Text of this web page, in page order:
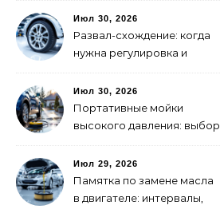
Июл 30, 2026
Развал-схождение: когда
нужна регулировка и
Июл 30, 2026
Портативные мойки
высокого давления: выбор
мойки авто
Июл 29, 2026
Памятка по замене масла
в двигателе: интервалы,